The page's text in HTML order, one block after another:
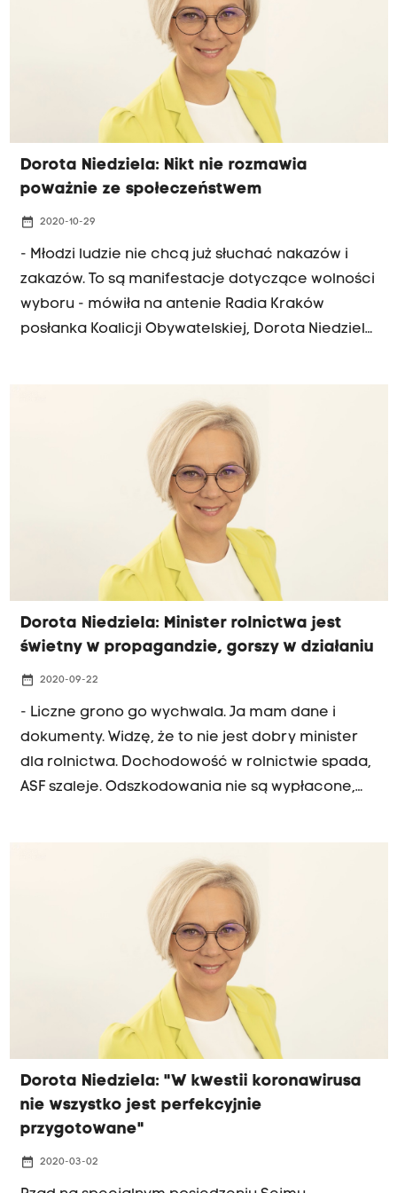
antenie Radia Kraków Dorota Niedziela, posłanka
Koalicji Obywatelskiej. Od soboty w całym kraju
wraca lockdown. Powodem jest duża liczba
nowych zakażeń koronawirusem. W ciągu
ostatniego tygodnia trzykrotnie notowano w
naszym kraju ponad 20 tysięcy dziennych
przypadków.
Dorota Niedziela: Nikt nie rozmawia
poważnie ze społeczeństwem
date_range 2020-10-29
- Młodzi ludzie nie chcą już słuchać nakazów i
zakazów. To są manifestacje dotyczące wolności
wyboru - mówiła na antenie Radia Kraków
posłanka Koalicji Obywatelskiej, Dorota Niedziela.
może zakończyć tylko prezes PiS Jarosław
Kaczyński. "Musi wyjść, przeprosić i powiedzieć,
że gasi pożar" - mówiła posłanka Niedziela w
porannej rozmowie Radia Kraków.
Dorota Niedziela: Minister rolnictwa jest
świetny w propagandzie, gorszy w działaniu
date_range 2020-09-22
- Liczne grono go wychwala. Ja mam dane i
dokumenty. Widzę, że to nie jest dobry minister
dla rolnictwa. Dochodowość w rolnictwie spada,
ASF szaleje. Odszkodowania nie są wypłacone,
Koalicji Obywatelskiej, Dorota Niedziela.
Dorota Niedziela: "W kwestii koronawirusa
nie wszystko jest perfekcyjnie
przygotowane"
date_range 2020-03-02